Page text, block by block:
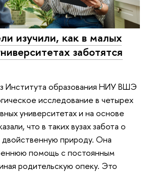
изучили, как в малых
заботятся
Института образования НИУ ВШЭ
исследование в четырех
университетах и на основе
что в таких вузах забота о
природу. Она
помощь с постоянным
родительскую опеку. Это